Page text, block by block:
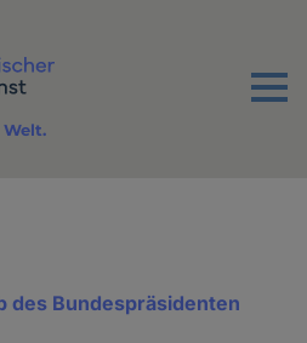
Menu
des Bundespräsidenten